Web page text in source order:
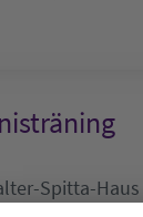
Spitta-Haus